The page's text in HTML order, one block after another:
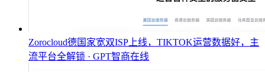
Zorocloud德国家宽双ISP上线，TIKTOK运营数据好，主
流平台全解锁 · GPT智商在线